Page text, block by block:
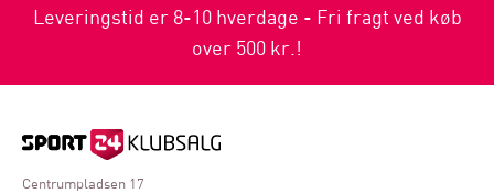
Leveringstid er 8-10 hverdage - Fri fragt ved køb
over 500 kr.!
Centrumpladsen 17